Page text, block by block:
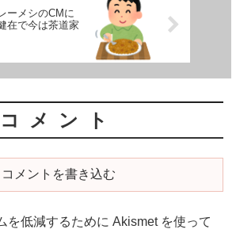
ーメシのCMに
在で今は茶道家
コメント
コメントを書き込む
を低減するために Akismet を使って